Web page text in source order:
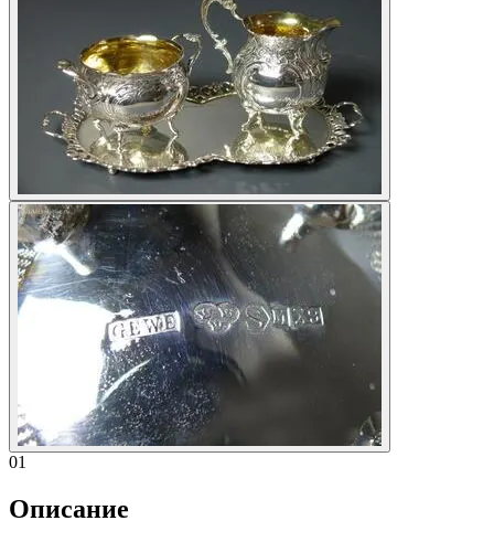
01
Описание